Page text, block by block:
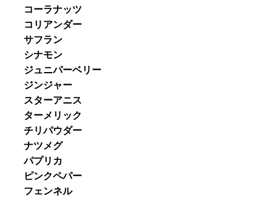
コーラナッツ
コリアンダー
サフラン
シナモン
ジュニパーベリー
ジンジャー
スターアニス
ターメリック
チリパウダー
ナツメグ
パプリカ
ピンクペパー
フェンネル